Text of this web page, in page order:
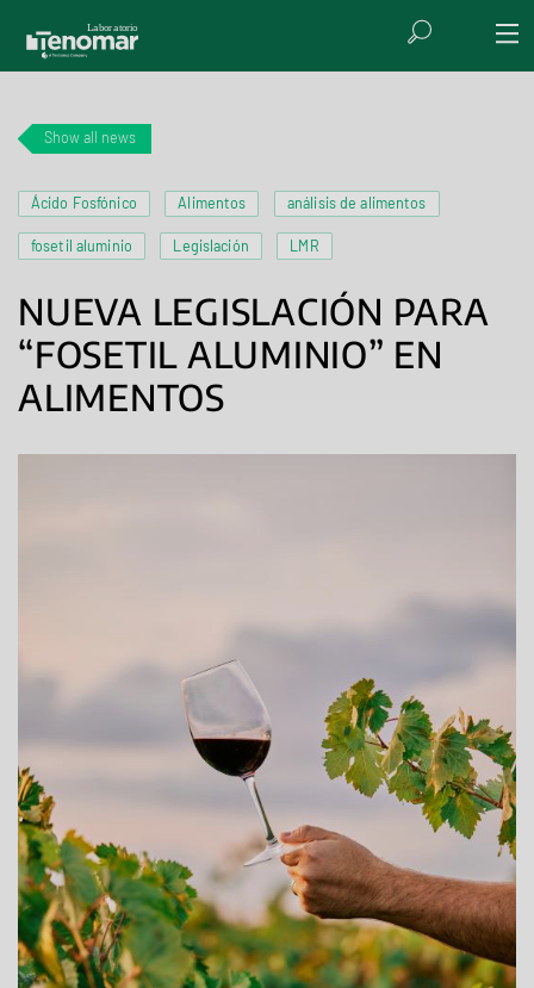
Show all news
Ácido Fosfónico Alimentos análisis de alimentos
fosetil aluminio Legislación LMR
NUEVA LEGISLACIÓN PARA
“FOSETIL ALUMINIO” EN
ALIMENTOS